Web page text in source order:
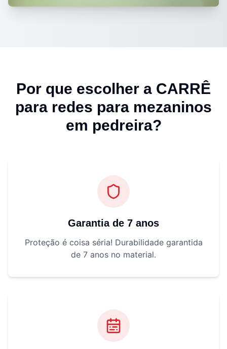
Por que escolher a CARRÊ
para redes para mezaninos
em pedreira?
Garantia de 7 anos
Proteção é coisa séria! Durabilidade garantida
de 7 anos no material.